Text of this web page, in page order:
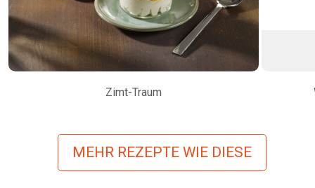
Zimt-Traum
MEHR REZEPTE WIE DIESE